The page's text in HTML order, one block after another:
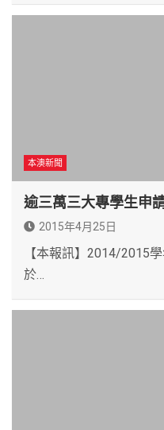
本澳新聞
逾三萬三大專學生申
2015年4月25日
【本報訊】2014/2015
於…